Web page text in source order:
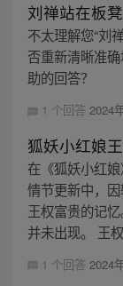
刘禅站在板
不太理解您“刘
否重新清晰准
助的回答？
1 个回答 2024
狐妖小红娘
在《狐妖小红
情节更新中，
王权富贵的记
并未出现。 王
1 个回答 2024